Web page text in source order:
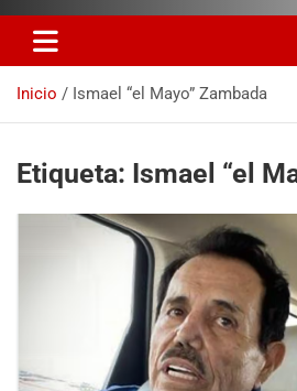
Inicio Ismael “el Mayo” Zambada
Etiqueta: Ismael “el